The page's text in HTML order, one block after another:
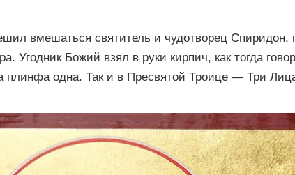
вмешаться святитель и чудотворец
Угодник Божий взял в руки кирпич, как тогда
плинфа одна. Так и в Пресвятой Троице — Три